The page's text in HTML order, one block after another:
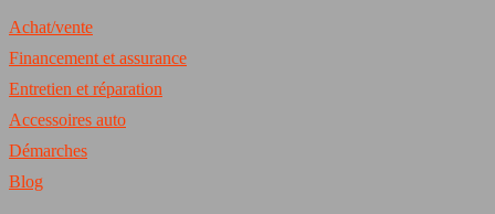
Achat/vente
Financement et assurance
Entretien et réparation
Accessoires auto
Démarches
Blog